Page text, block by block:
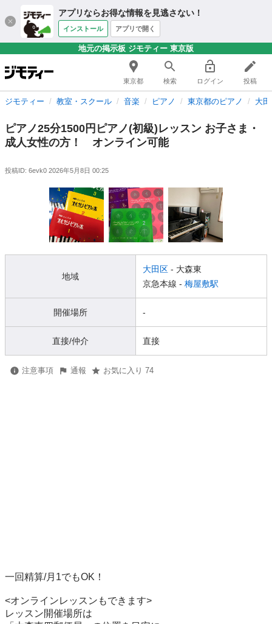
アプリならお得な情報を見逃さない！
インストール アプリで開く
地元の掲示板 ジモティー 東京版
東京都 検索 ログイン 投稿
ジモティー 教室・スクール 音楽 ピアノ 東京都のピアノ 大
ピアノ25分1500円ピアノ(初級)レッスン お子さま・
成人女性の方！ オンライン可能
投稿ID: 6evk0 2026年5月8日 00:25
地域
大田区 - 大森東
京急本線 - 梅屋敷駅
開催場所 -
直接/仲介 直接
注意事項 通報 お気に入り 74
一回精算/月1でもOK！
<オンラインレッスンもできます>
レッスン開催場所は